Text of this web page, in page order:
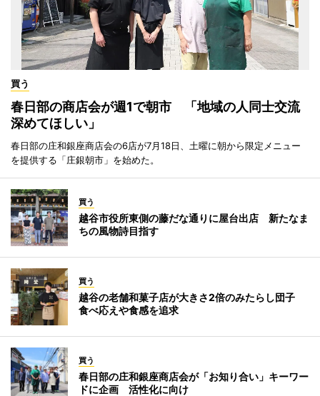
買う
春日部の商店会が週1で朝市 「地域の人同士交流
深めてほしい」
春日部の庄和銀座商店会の6店が7月18日、土曜に朝から限定メニュー
を提供する「庄銀朝市」を始めた。
買う
越谷市役所東側の藤だな通りに屋台出店 新たなま
ちの風物詩目指す
買う
越谷の老舗和菓子店が大きさ2倍のみたらし団子
食べ応えや食感を追求
買う
春日部の庄和銀座商店会が「お知り合い」キーワー
ドに企画 活性化に向け